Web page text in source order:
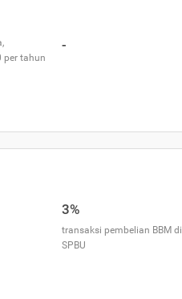
per tahun
-
3%
transaksi pembelian BBM di
SPBU